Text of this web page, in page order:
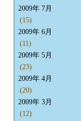
2009年 7月
(15)
2009年 6月
(11)
2009年 5月
(23)
2009年 4月
(20)
2009年 3月
(12)